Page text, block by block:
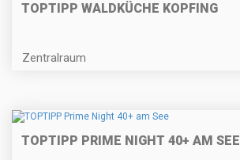
TOPTIPP WALDKÜCHE KOPFING
Zentralraum
TOPTIPP PRIME NIGHT 40+ AM SEE